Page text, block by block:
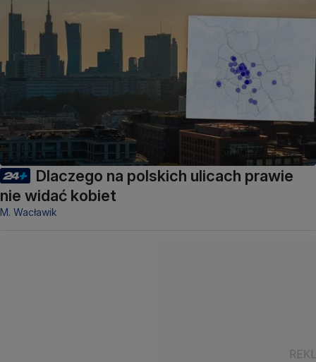
Dlaczego na polskich ulicach prawie
nie widać kobiet
M. Wacławik